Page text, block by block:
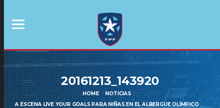
20161213_143920
HOME
NOTICIAS
A ESCENA LIVE YOUR GOALS PARA NIÑAS EN EL ALBERGUE OLÍMPICO